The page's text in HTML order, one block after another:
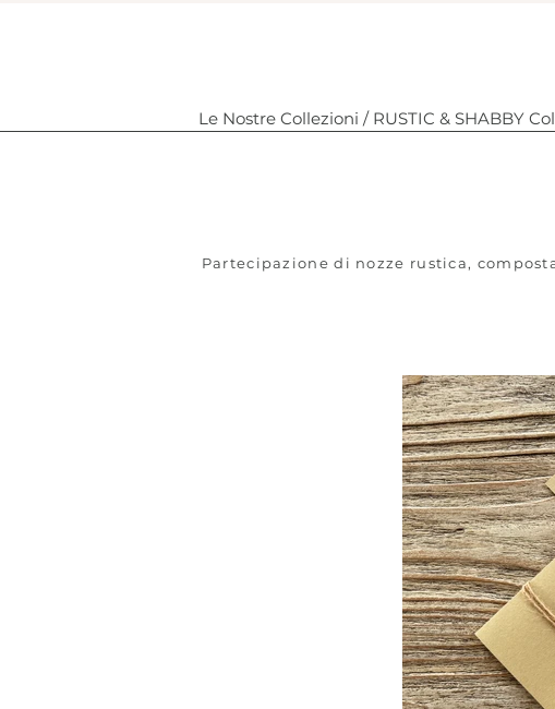
Le Nostre Collezioni / RUSTIC & SHABBY
Partecipazione di nozze rustica,